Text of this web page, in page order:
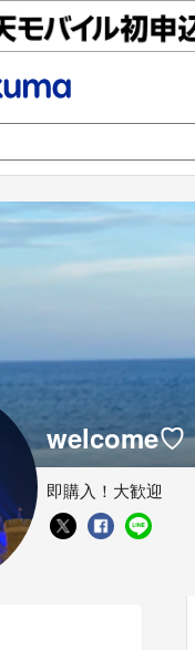
welcome♡
即購入！大歓迎